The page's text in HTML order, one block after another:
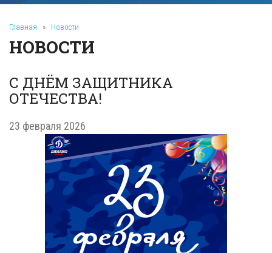
Главная » Новости
НОВОСТИ
С ДНЁМ ЗАЩИТНИКА
ОТЕЧЕСТВА!
23 февраля 2026